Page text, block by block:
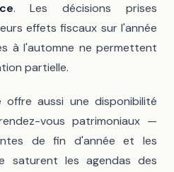
. Les décisions prises
effets fiscaux sur l'année
à l'automne ne permettent
partielle.
aussi une disponibilité
vous patrimoniaux —
de fin d'année et les
saturent les agendas des